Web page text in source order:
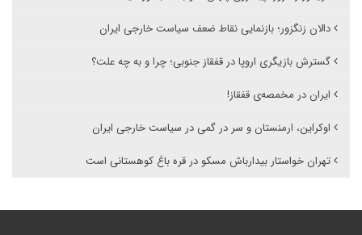
دالان زنگزور؛ بازنمایی نقاط ضعف سیاست خارجی ایران
گسترش بازیگری اروپا در قفقاز جنوبی؛ چرا و به چه علت؟
ایران در مخمصەی قفقاز!
اوکراین، ارمنستان و سر در گمی در سیاست خارجی ایران
تهران خواستار بیدارباش مسکو در قره باغ کوهستانی است